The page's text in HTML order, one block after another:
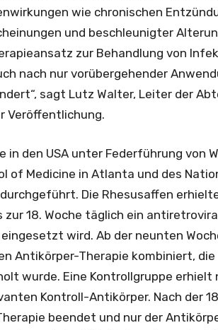
wie chronischen
und beschleunigter
zur Behandlung von
nach nur vorübergehender
sagt Lutz Walter, Leiter der
Veröffentlichung.
in den USA unter Federführung von
of Medicine in Atlanta und des
durchgeführt. Die Rhesusaffen
18. Woche täglich ein
wird. Ab der neunten
Antikörper-Therapie kombiniert,
wurde. Eine Kontrollgruppe
Kontroll-Antikörper. Nach der
beendet und nur der